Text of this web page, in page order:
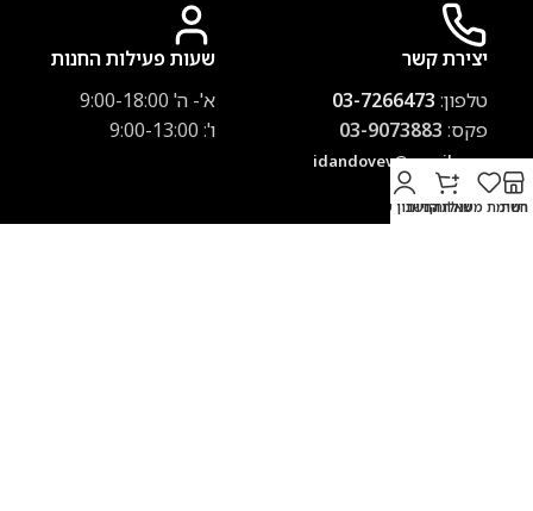
יצירת קשר
טלפון: 03-7266473
פקס: 03-9073883
idandovev@gmail.com
שעות פעילות החנות
א'- ה' 9:00-18:00
ו': 9:00-13:00
חנות
רשימת משאלות
עגלת קניות
החשבון שלי